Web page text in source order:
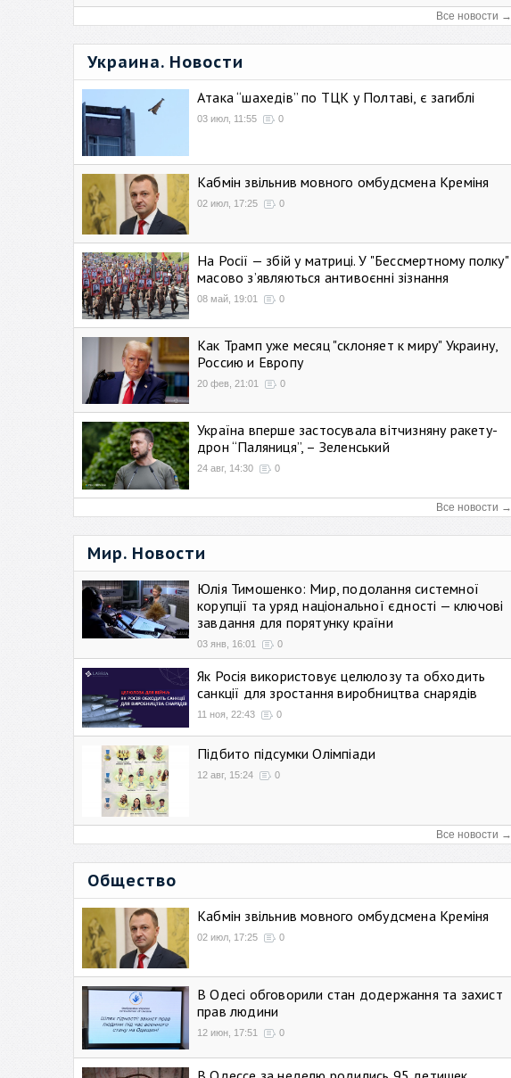
Все новости →
Украина. Новости
Атака “шахедів” по ТЦК у Полтаві, є загиблі
03 июл, 11:55 0
Кабмін звільнив мовного омбудсмена Креміня
02 июл, 17:25 0
На Росії — збій у матриці. У "Бессмертному полку"
масово зʼявляються антивоєнні зізнання
08 май, 19:01 0
Как Трамп уже месяц "склоняет к миру" Украину,
Россию и Европу
20 фев, 21:01 0
Україна вперше застосувала вітчизняну ракету-
дрон “Паляниця”, – Зеленський
24 авг, 14:30 0
Все новости →
Мир. Новости
Юлія Тимошенко: Мир, подолання системної
корупції та уряд національної єдності — ключові
завдання для порятунку країни
03 янв, 16:01 0
Як Росія використовує целюлозу та обходить
санкції для зростання виробництва снарядів
11 ноя, 22:43 0
Підбито підсумки Олімпіади
12 авг, 15:24 0
Все новости →
Общество
Кабмін звільнив мовного омбудсмена Креміня
02 июл, 17:25 0
В Одесі обговорили стан додержання та захист
прав людини
12 июн, 17:51 0